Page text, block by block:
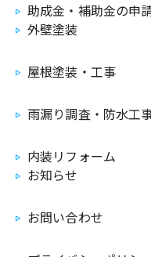
助成金・補助金の申
外壁塗装
屋根塗装・工事
雨漏り調査・防水工
内装リフォーム
お知らせ
お問い合わせ